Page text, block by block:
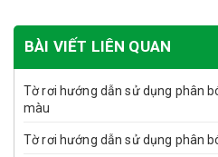
BÀI VIẾT LIÊN QUAN
Tờ rơi hướng dẫn sử dụng phân
màu
Tờ rơi hướng dẫn sử dụng phân